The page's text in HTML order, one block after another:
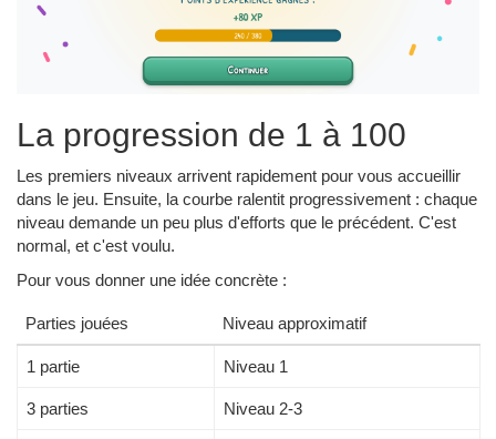
La progression de 1 à 100
Les premiers niveaux arrivent rapidement pour vous accueillir
dans le jeu. Ensuite, la courbe ralentit progressivement : chaque
niveau demande un peu plus d'efforts que le précédent. C'est
normal, et c'est voulu.
Pour vous donner une idée concrète :
Parties jouées Niveau approximatif
1 partie Niveau 1
3 parties Niveau 2-3